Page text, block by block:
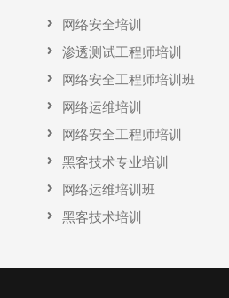
网络安全培训
渗透测试工程师培训
网络安全工程师培训班
网络运维培训
网络安全工程师培训
黑客技术专业培训
网络运维培训班
黑客技术培训